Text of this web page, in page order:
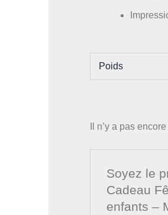
Poids
Il n’y a pas
Soyez le
Cadeau
enfants –